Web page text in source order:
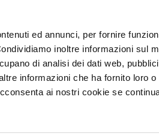
ed annunci, per fornire
inoltre informazioni sul
di analisi dei dati web,
informazioni che ha fornito loro o
ai nostri cookie se
informatici di gestione della
metadati”, estende il
la n. 364 del 6 giugno 2024,
di una prima versione del
che aveva suscitato non
da portare l’Autorità ad